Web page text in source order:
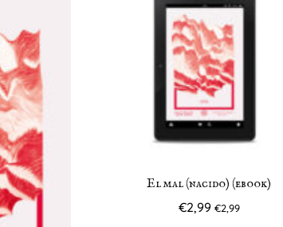
El mal (nacido) (ebook)
€2,99 €2,99